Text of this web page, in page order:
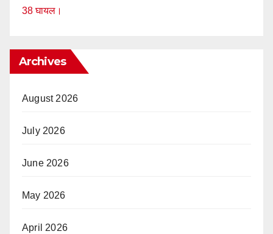
38 घायल।
Archives
August 2026
July 2026
June 2026
May 2026
April 2026